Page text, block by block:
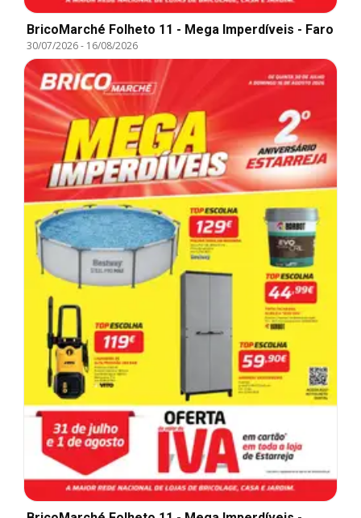
BricoMarché Folheto 11 - Mega Imperdíveis - Faro
30/07/2026- 16/08/2026